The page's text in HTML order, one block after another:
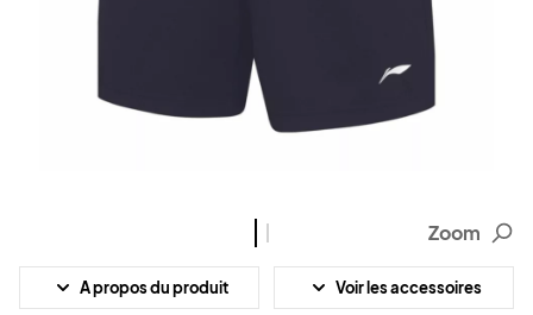
Zoom
A propos du produit Voir les accessoires